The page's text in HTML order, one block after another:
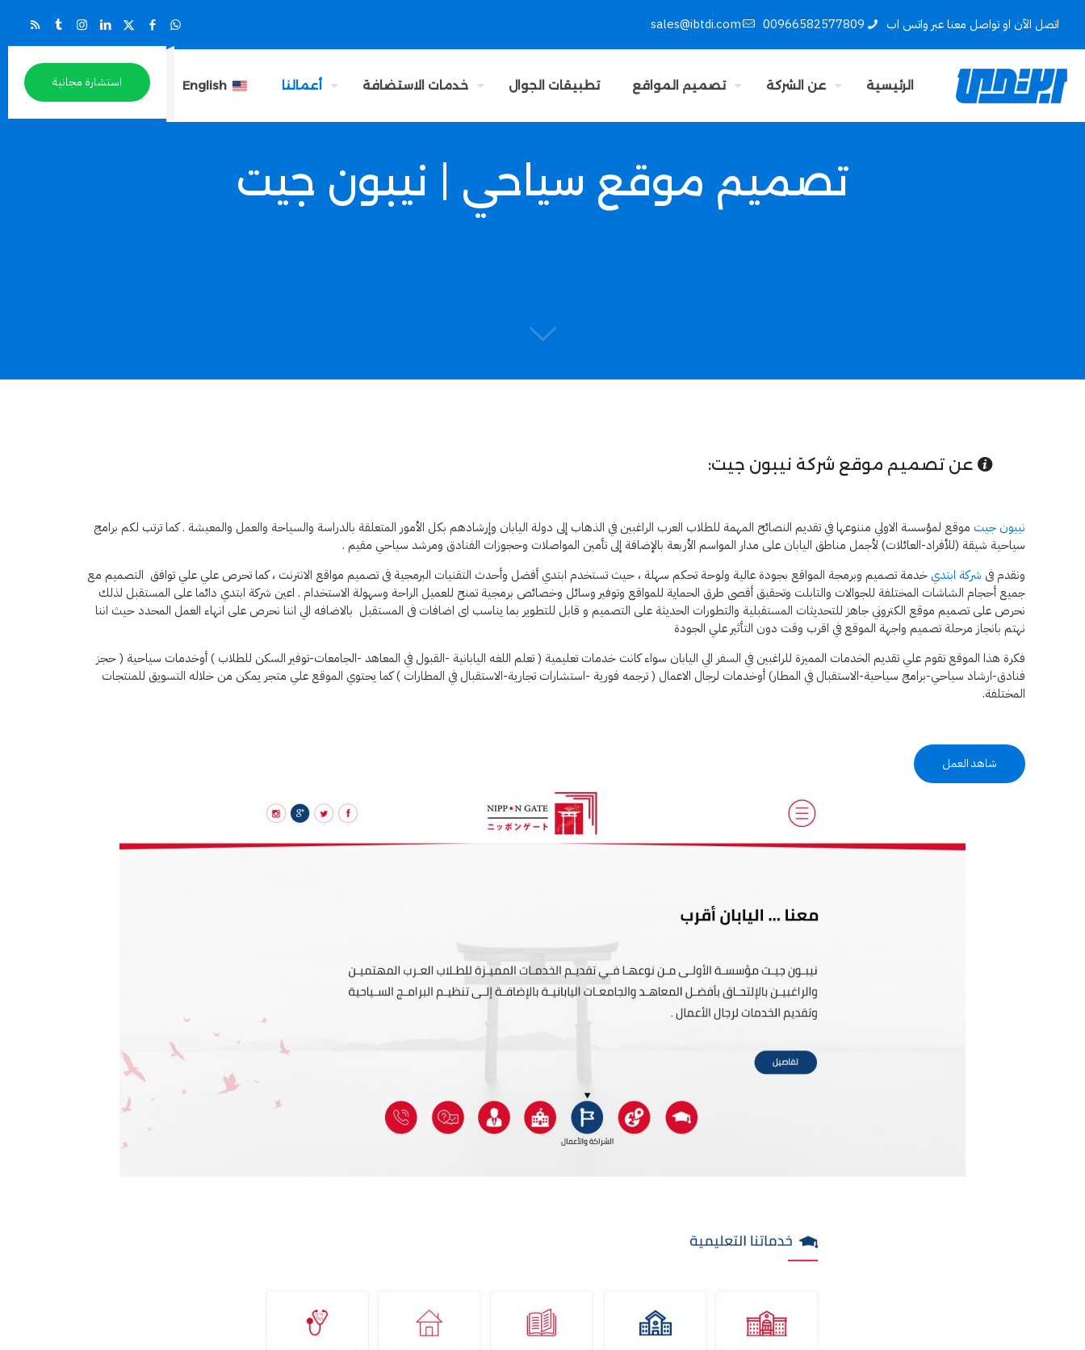
اتصل الآن او تواصل معنا عبر واتس اب 00966582577809
sales@ibtdi.com
الرئيسية عن الشركة تصميم المواقع تطبيقات الجوال خدمات الاستضافة أعمالنا English استشارة مجانية
تصميم موقع سياحي | نيبون جيت
عن تصميم موقع شركة نيبون جيت:
نيبون جيت موقع لمؤسسة الاولي مننوعها في تقديم النصائح المهمة للطلاب العرب الراغبين في الذهاب إلى دولة اليابان وإرشادهم بكل الأمور المتعلقة بالدراسة والسياحة والعمل والمعيشة . كما ترتب لكم برامج
سياحية شيقة (للأفراد-العائلات) لأجمل مناطق اليابان على مدار المواسم الأربعة بالإضافة إلى تأمين المواصلات وحجوزات الفنادق ومرشد سياحي مقيم .
ونقدم فى شركة ابتدي خدمة تصميم وبرمجة المواقع بجودة عالية ولوحة تحكم سهلة ، حيث تستخدم ابتدي أفضل وأحدث التقنيات البرمجية فى تصميم مواقع الانترنت ، كما تحرص علي علي توافق التصميم مع
جميع أحجام الشاشات المختلفة للجوالات والتابلت وتحقيق أقصى طرق الحماية للمواقع وتوفير وسائل وخصائص برمجية تمنح للعميل الراحة وسهولة الاستخدام . اعين شركة ابتدي دائما على المستقبل لذلك
نحرص على تصميم موقع الكتروني جاهز للتحديثات المستقبلية والتطورات الحديثة على التصميم و قابل للتطوير بما يناسب اى اضافات فى المستقبل بالاضافه الي اننا نحرص على انهاء العمل المحدد حيث اننا
نهتم بانجاز مرحلة تصميم واجهة الموقع في اقرب وقت دون التأثير علي الجودة
فكرة هذا الموقع تقوم علي تقديم الخدمات المميزة للراغبين في السفر الي اليابان سواء كانت خدمات تعليمية ( تعلم اللغه اليابانية -القبول في المعاهد -الجامعات-توفير السكن للطلاب ) أوخدمات سياحية ( حجز
فنادق-ارشاد سياحي-برامج سياحية-الاستقبال في المطار) أوخدمات لرجال الاعمال ( ترجمه فورية -استشارات تجارية-الاستقبال في المطارات ) كما يحتوي الموقع علي متجر يمكن من خلاله التسويق للمنتجات
المختلفة.
شاهد العمل